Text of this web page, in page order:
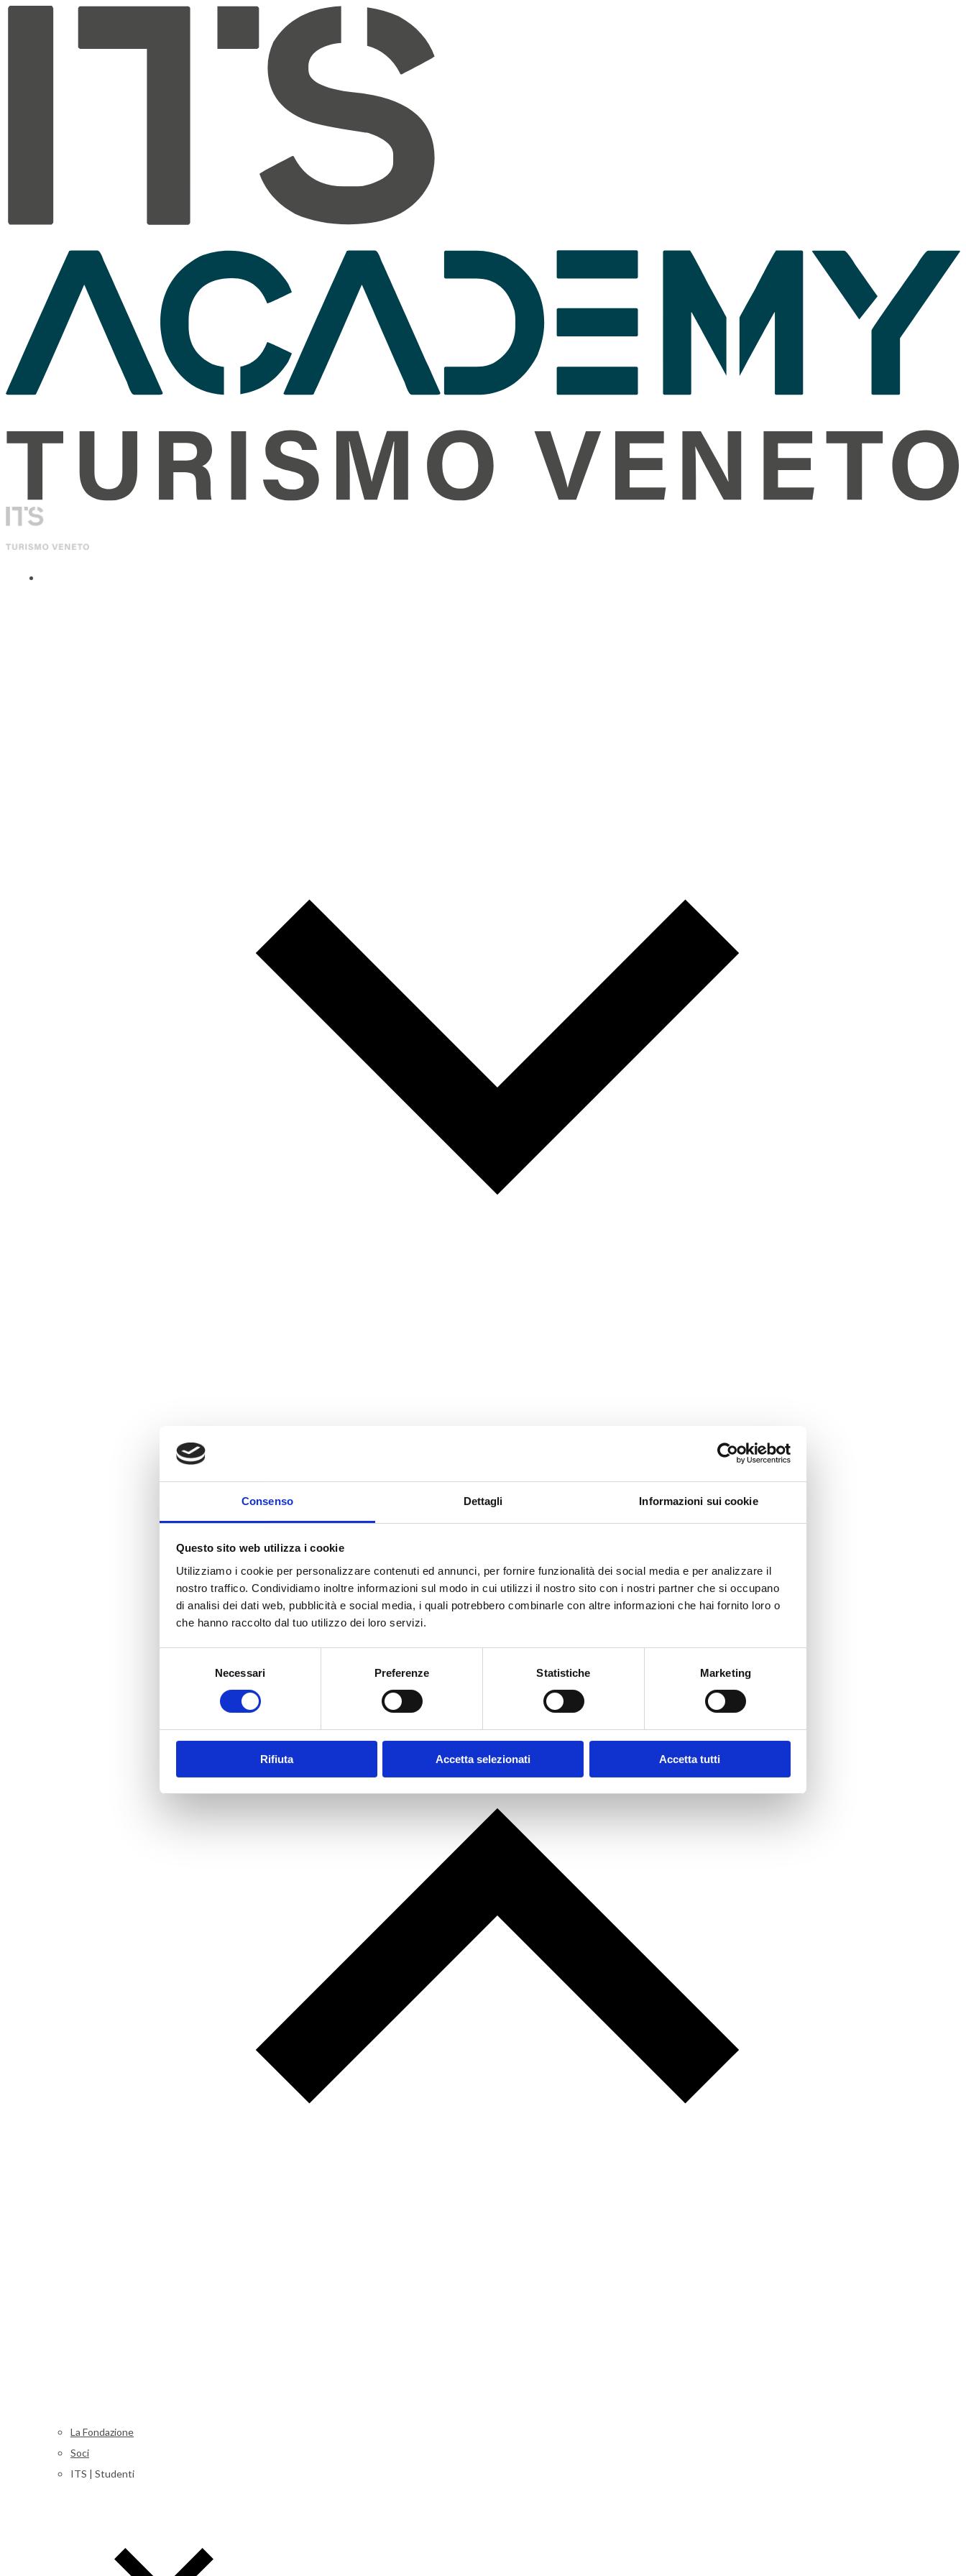
Consenso Dettagli Informazioni sui cookie
Questo sito web utilizza i cookie
Utilizziamo i cookie per personalizzare contenuti ed annunci, per fornire funzionalità dei social media e per analizzare il
nostro traffico. Condividiamo inoltre informazioni sul modo in cui utilizzi il nostro sito con i nostri partner che si occupano
di analisi dei dati web, pubblicità e social media, i quali potrebbero combinarle con altre informazioni che hai fornito loro o
che hanno raccolto dal tuo utilizzo dei loro servizi.
Necessari Preferenze Statistiche Marketing
Rifiuta Accetta selezionati Accetta tutti
La Fondazione
Soci
ITS | Studenti